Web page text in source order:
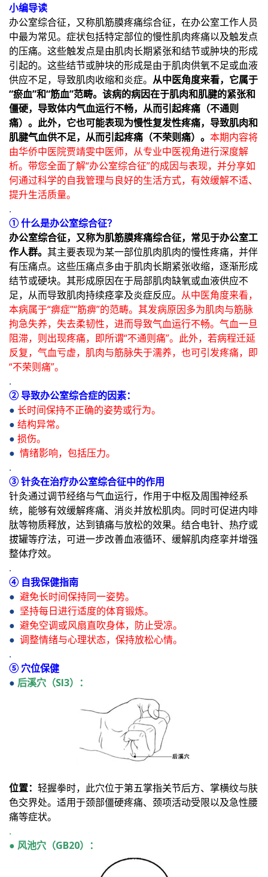
小编导读
办公室综合征，又称肌筋膜疼痛综合征，在办公室工作人员
中最为常见。症状包括特定部位的慢性肌肉疼痛以及触发点
的压痛。这些触发点是由肌肉长期紧张和结节或肿块的形成
引起的。这些结节或肿块的形成是由于肌肉供氧不足或血液
供应不足，导致肌肉收缩和炎症。 从中医角度来看，它属于
“瘀血”和“筋血”范畴。该病的病因在于肌肉和肌腱的紧张和
僵硬，导致体内气血运行不畅，从而引起疼痛（不通则
痛）。此外，它也可能表现为慢性复发性疼痛，导致肌肉和
肌腱气血供不足，从而引起疼痛（不荣则痛）。 本期内容将
由华侨中医院贾靖雯中医师，从专业中医视角进行深度解
析。带您全面了解“办公室综合征”的成因与表现，并分享如
何通过科学的自我管理与良好的生活方式，有效缓解不适、
提升生活质量。
.
① 什么是办公室综合征？
办公室综合征，又称为肌筋膜疼痛综合征，常见于办公室工
作人群。 其主要表现为某一部位肌肉肌肉的慢性疼痛，并伴
有压痛点。这些压痛点多由于肌肉长期紧张收缩，逐渐形成
结节或硬块。其形成原因在于局部肌肉缺氧或血液供应不
足，从而导致肌肉持续痉挛及炎症反应。 从中医角度来看，
本病属于“痹症”“筋痹”的范畴。其发病原因多为肌肉与筋脉
拘急失养，失去柔韧性，进而导致气血运行不畅。气血一旦
阻滞，则出现疼痛，即所谓“不通则痛”。此外，若病程迁延
反复，气血亏虚，肌肉与筋脉失于濡养，也可引发疼痛，即
“不荣则痛”。
.
② 导致办公室综合症的因素：
● 长时间保持不正确的姿势或行为。
● 结构异常。
● 损伤。
● 情绪影响，包括压力。
.
③ 针灸在治疗办公室综合征中的作用
针灸通过调节经络与气血运行，作用于中枢及周围神经系
统，能够有效缓解疼痛、消炎并放松肌肉。同时可促进内啡
肽等物质释放，达到镇痛与放松的效果。结合电针、热疗或
拔罐等疗法，可进一步改善血液循环、缓解肌肉痉挛并增强
整体疗效。
.
④ 自我保健指南
● 避免长时间保持同一姿势。
● 坚持每日进行适度的体育锻炼。
● 避免空调或风扇直吹身体，防止受凉。
● 调整情绪与心理状态，保持放松心情。
.
⑤ 穴位保健
● 后溪穴（SI3）：
位置： 轻握拳时，此穴位于第五掌指关节后方、掌横纹与肤
色交界处。适用于颈部僵硬疼痛、颈项活动受限以及急性腰
痛等症状。
.
● 风池穴（GB20）：